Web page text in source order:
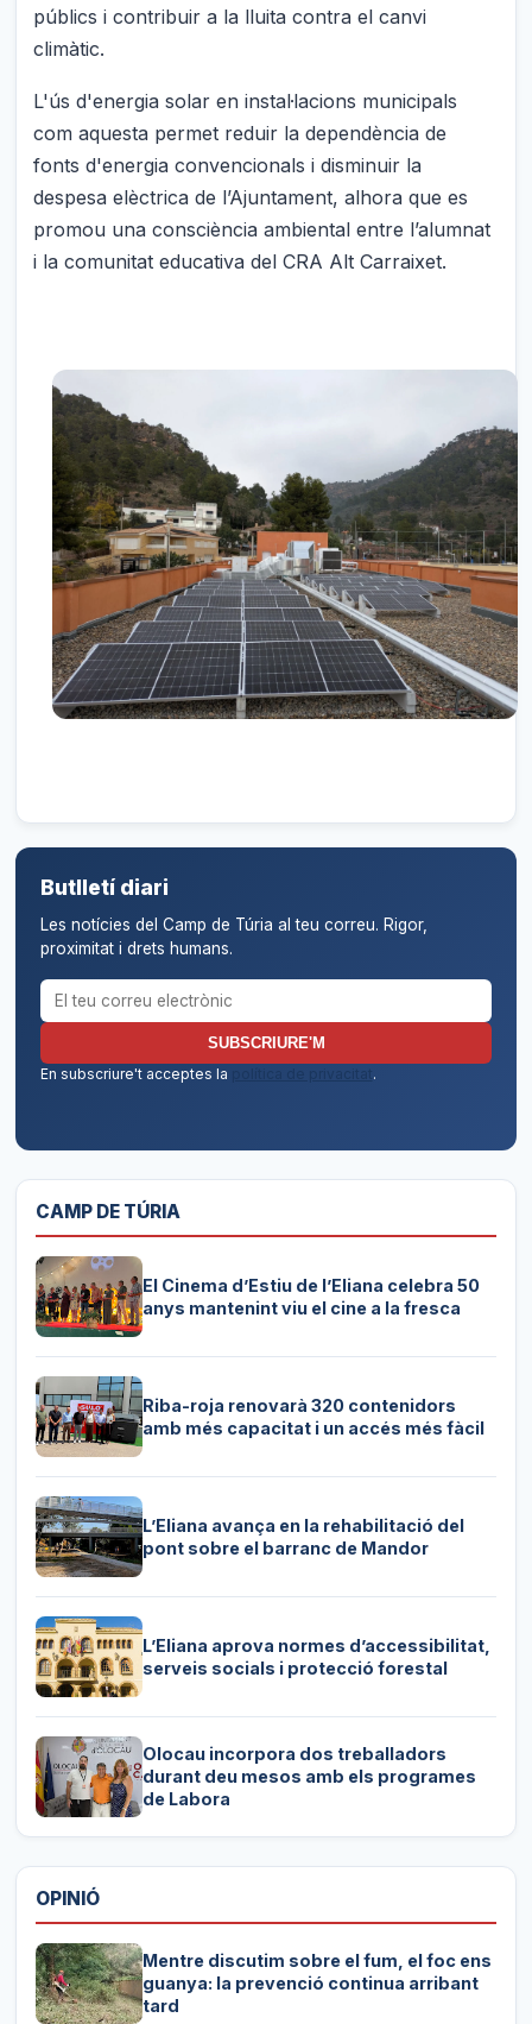
públics i contribuir a la lluita contra el canvi
climàtic.
L'ús d'energia solar en instal·lacions municipals
com aquesta permet reduir la dependència de
fonts d'energia convencionals i disminuir la
despesa elèctrica de l’Ajuntament, alhora que es
promou una consciència ambiental entre l’alumnat
i la comunitat educativa del CRA Alt Carraixet.
Butlletí diari
Les notícies del Camp de Túria al teu correu. Rigor,
proximitat i drets humans.
Correu electrònic per al butlletí
SUBSCRIURE'M
En subscriure't acceptes la
política de privacitat.
CAMP DE TÚRIA
El Cinema d’Estiu de l’Eliana celebra 50
anys mantenint viu el cine a la fresca
Riba-roja renovarà 320 contenidors
amb més capacitat i un accés més fàcil
L’Eliana avança en la rehabilitació del
pont sobre el barranc de Mandor
L’Eliana aprova normes d’accessibilitat,
serveis socials i protecció forestal
Olocau incorpora dos treballadors
durant deu mesos amb els programes
de Labora
OPINIÓ
Mentre discutim sobre el fum, el foc ens
guanya: la prevenció continua arribant
tard